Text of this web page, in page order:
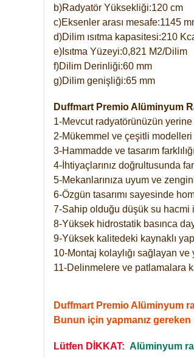
b)Radyatör Yüksekliği:120 cm
c)Eksenler arası mesafe:1145
d)Dilim ısıtma kapasitesi:210
e)Isıtma Yüzeyi:0,821 M2/Dilim
f)Dilim Derinliği:60 mm
g)Dilim genişliği:65 mm
Duffmart Premio Alüminyum
1-Mevcut radyatörünüzün
2-Mükemmel ve çeşitli
3-Hammadde ve tasarım
4-İhtiyaçlarınız doğrultusunda
5-Mekanlarınıza uyum ve
6-Özgün tasarımı sayesinde
7-Sahip olduğu düşük su hacmi
8-Yüksek hidrostatik basınca
9-Yüksek kalitedeki kaynaklı
10-Montaj kolaylığı sağlayan ve
11-Delinmelere ve patlamalara
Duffmart Premio Alüminyum
Bunun için yapmanız gereken
Lütfen DİKKAT: Alüminyum